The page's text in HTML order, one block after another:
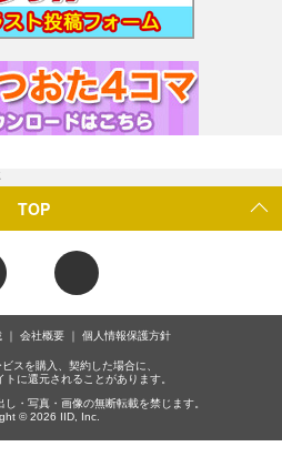
TOP
会社概要 個人情報保護方針
スを購入、契約した場合に、
に還元されることがあります。
・写真・画像の無断転載を禁じます。
© 2026 IID, Inc.